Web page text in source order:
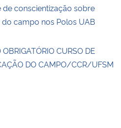
conscientização sobre
campo nos Polos UAB
CURSO DE
DO CAMPO/CCR/UFSM